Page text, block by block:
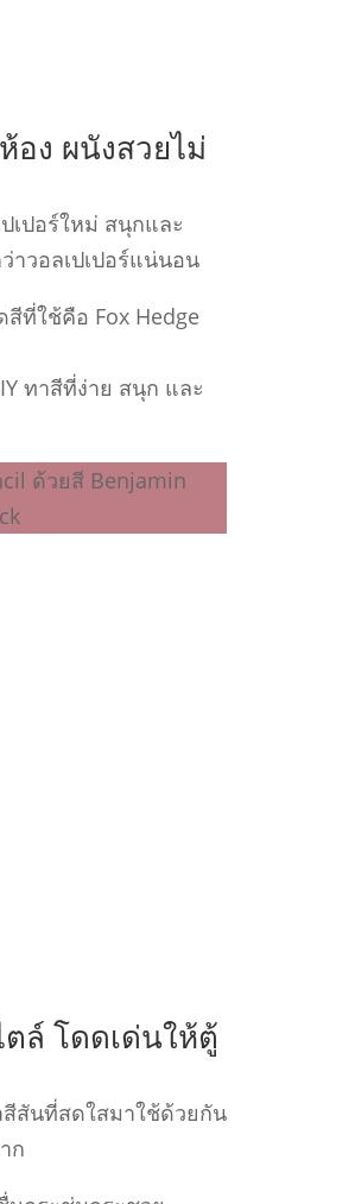
อง ผนังสวยไม่
เปอร์ใหม่ สนุกและ
วอลเปเปอร์แน่นอน
ที่ใช้คือ Fox Hedge
ทาสีที่ง่าย สนุก และ
ล์ โดดเด่นให้ตู้
สันที่สดใสมาใช้ด้วยกัน
ก